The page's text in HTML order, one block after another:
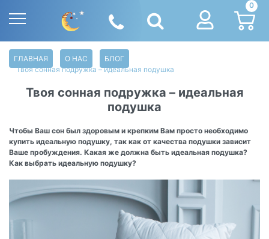
0
ГЛАВНАЯ О НАС
БЛОГ
Твоя сонная подружка – идеальная подушка
Твоя сонная подружка – идеальная
подушка
Чтобы Ваш сон был здоровым и крепким Вам просто необходимо
купить идеальную подушку, так как от качества подушки зависит
Ваше пробуждения. Какая же должна быть идеальная подушка?
Как выбрать идеальную подушку?